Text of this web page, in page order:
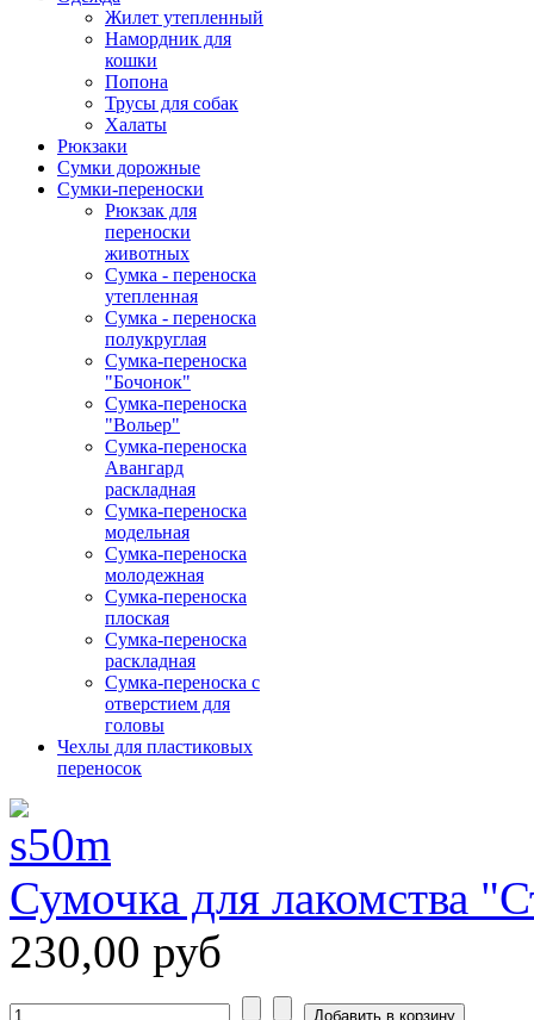
Жилет утепленный
Намордник для
кошки
Попона
Трусы для собак
Халаты
Рюкзаки
Сумки дорожные
Сумки-переноски
Рюкзак для
переноски
животных
Сумка - переноска
утепленная
Сумка - переноска
полукруглая
Сумка-переноска
"Бочонок"
Сумка-переноска
"Вольер"
Сумка-переноска
Авангард
раскладная
Сумка-переноска
модельная
Сумка-переноска
молодежная
Сумка-переноска
плоская
Сумка-переноска
раскладная
Сумка-переноска с
отверстием для
головы
Чехлы для пластиковых
переносок
Сумочка для лакомства
230,00 руб